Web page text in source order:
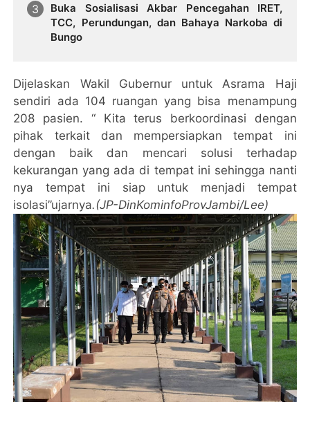
Buka Sosialisasi Akbar Pencegahan IRET,
TCC, Perundungan, dan Bahaya Narkoba di
Bungo
Dijelaskan Wakil Gubernur untuk Asrama Haji
sendiri ada 104 ruangan yang bisa menampung
208 pasien. “ Kita terus berkoordinasi dengan
pihak terkait dan mempersiapkan tempat ini
dengan baik dan mencari solusi terhadap
kekurangan yang ada di tempat ini sehingga nanti
nya tempat ini siap untuk menjadi tempat
isolasi”ujarnya.(JP-DinKominfoProvJambi/Lee)